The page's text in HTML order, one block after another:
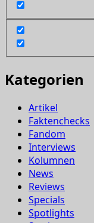
Kategorien
Artikel
Faktenchecks
Fandom
Interviews
Kolumnen
News
Reviews
Specials
Spotlights